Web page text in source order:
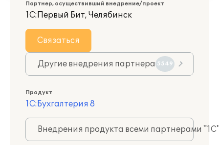
Партнер, осуществивший внедрение/проект
1С:Первый Бит, Челябинск
Связаться
Другие внедрения партнера 5549
Продукт
1С:Бухгалтерия 8
Внедрения продукта всеми партнерами